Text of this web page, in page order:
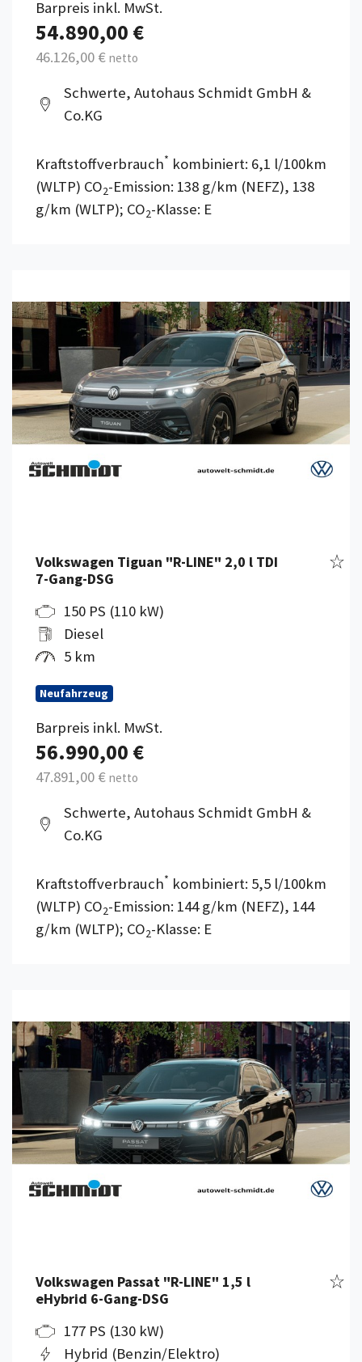
Barpreis inkl. MwSt.
54.890,00 €
46.126,00 € netto
Schwerte, Autohaus Schmidt GmbH &
Co.KG
Kraftstoffverbrauch* kombiniert: 6,1 l/100km
(WLTP) CO2-Emission: 138 g/km (NEFZ), 138
g/km (WLTP); CO2-Klasse: E
Volkswagen Tiguan "R-LINE" 2,0 l TDI
7-Gang-DSG
150 PS (110 kW)
Diesel
5 km
Neufahrzeug
Barpreis inkl. MwSt.
56.990,00 €
47.891,00 € netto
Schwerte, Autohaus Schmidt GmbH &
Co.KG
Kraftstoffverbrauch* kombiniert: 5,5 l/100km
(WLTP) CO2-Emission: 144 g/km (NEFZ), 144
g/km (WLTP); CO2-Klasse: E
Volkswagen Passat "R-LINE" 1,5 l
eHybrid 6-Gang-DSG
177 PS (130 kW)
Hybrid (Benzin/Elektro)